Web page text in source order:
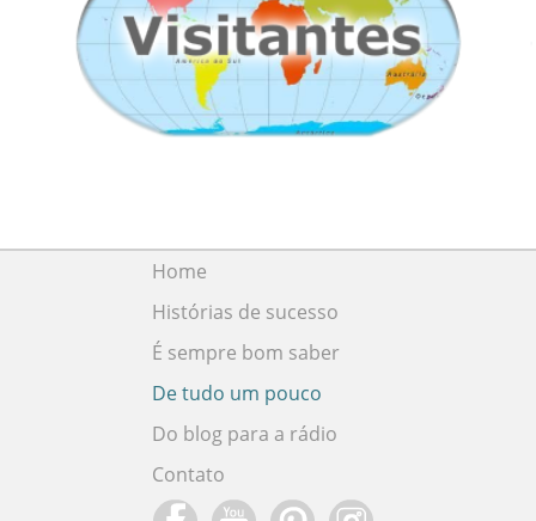
Home
Histórias de sucesso
É sempre bom saber
De tudo um pouco
Do blog para a rádio
Contato